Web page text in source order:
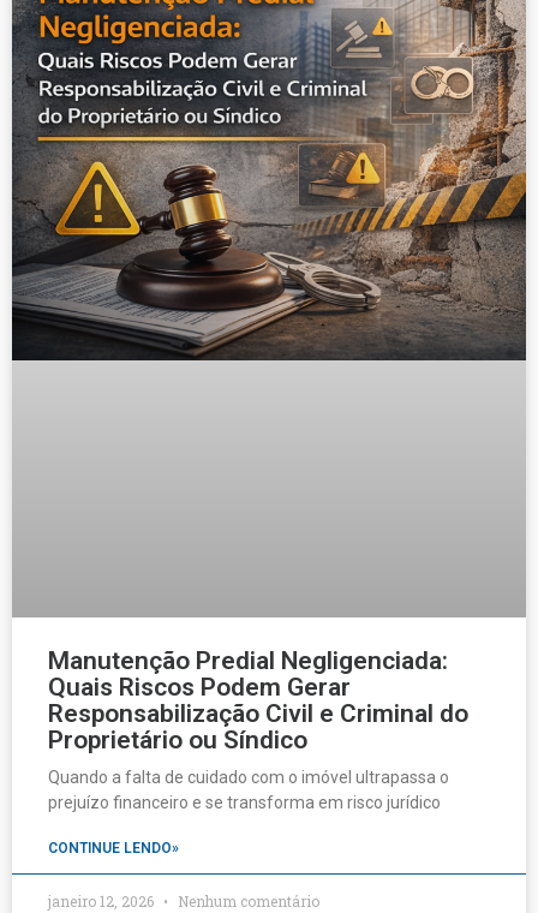
Manutenção Predial Negligenciada:
Quais Riscos Podem Gerar
Responsabilização Civil e Criminal do
Proprietário ou Síndico
Quando a falta de cuidado com o imóvel ultrapassa o
prejuízo financeiro e se transforma em risco jurídico
CONTINUE LENDO»
janeiro 12, 2026 Nenhum comentário